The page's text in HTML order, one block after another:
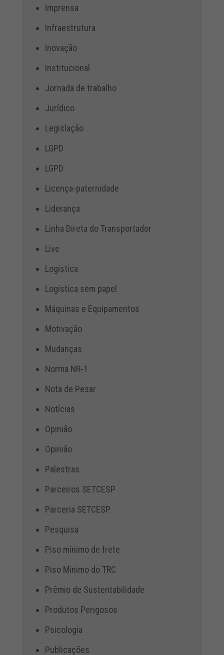
Imprensa
Infraestrutura
Inovação
Institucional
Jornada de trabalho
Jurídico
Legislação
LGPD
LGPD
Licença-paternidade
Liderança
Linha Direta do Transportador
Live
Logística
Logística sem papel
Máquinas e Equipamentos
Motivação
Mudanças
Norma NR-1
Nota de Pesar
Notícias
Opinião
Opinião
Palestras
Parceiros SETCESP
Parceria SETCESP
Pesquisa
Piso mínimo de frete
Piso Mínimo do TRC
Prêmio de Sustentabilidade
Produtos Perigosos
Psicologia
Publicações